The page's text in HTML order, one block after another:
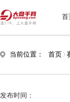
首
当前位置： 首页
发布时间：